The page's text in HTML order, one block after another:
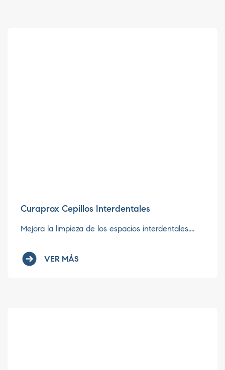
Curaprox Cepillos Interdentales
Mejora la limpieza de los espacios interdentales....
VER MÁS